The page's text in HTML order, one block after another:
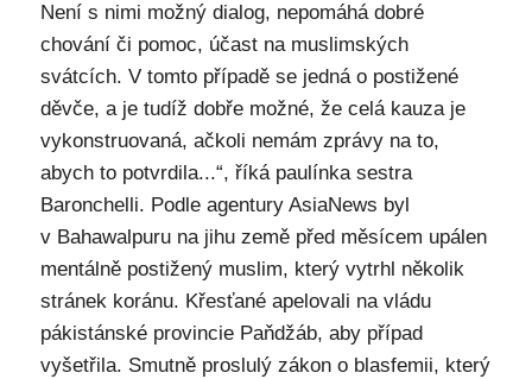
Není s nimi možný dialog, nepomáhá dobré
chování či pomoc, účast na muslimských
svátcích. V tomto případě se jedná o postižené
děvče, a je tudíž dobře možné, že celá kauza je
vykonstruovaná, ačkoli nemám zprávy na to,
abych to potvrdila...“, říká paulínka sestra
Baronchelli. Podle agentury AsiaNews byl
v Bahawalpuru na jihu země před měsícem upálen
mentálně postižený muslim, který vytrhl několik
stránek koránu. Křesťané apelovali na vládu
pákistánské provincie Paňdžáb, aby případ
vyšetřila. Smutně proslulý zákon o blasfemii, který